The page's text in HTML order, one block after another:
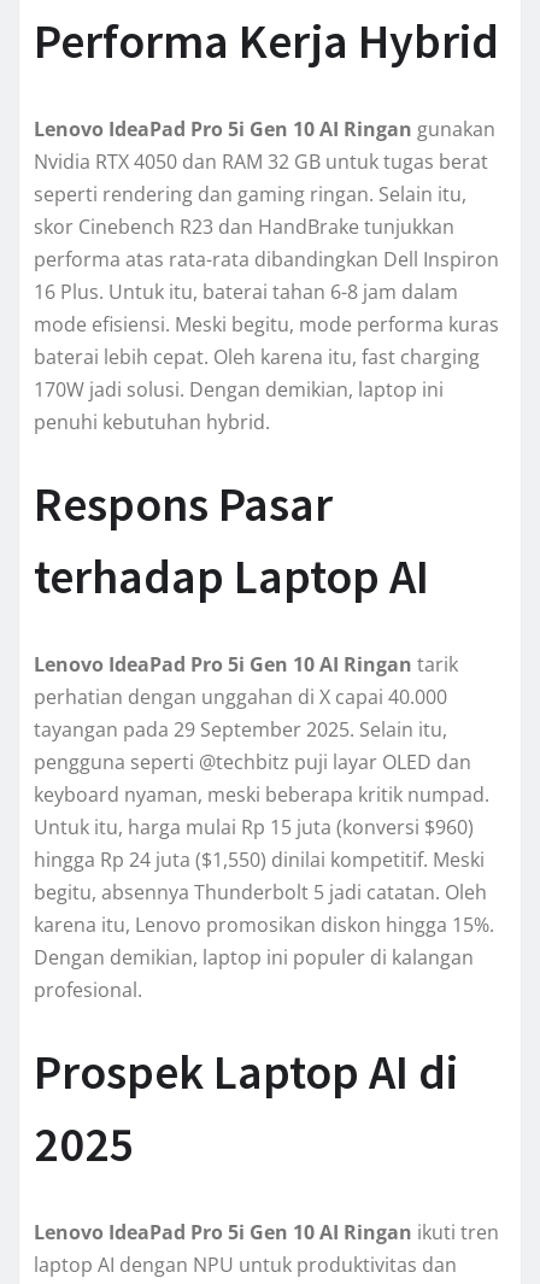
Performa Kerja Hybrid
Lenovo IdeaPad Pro 5i Gen 10 AI Ringan gunakan
Nvidia RTX 4050 dan RAM 32 GB untuk tugas berat
seperti rendering dan gaming ringan. Selain itu,
skor Cinebench R23 dan HandBrake tunjukkan
performa atas rata-rata dibandingkan Dell Inspiron
16 Plus. Untuk itu, baterai tahan 6-8 jam dalam
mode efisiensi. Meski begitu, mode performa kuras
baterai lebih cepat. Oleh karena itu, fast charging
170W jadi solusi. Dengan demikian, laptop ini
penuhi kebutuhan hybrid.
Respons Pasar
terhadap Laptop AI
Lenovo IdeaPad Pro 5i Gen 10 AI Ringan tarik
perhatian dengan unggahan di X capai 40.000
tayangan pada 29 September 2025. Selain itu,
pengguna seperti @techbitz puji layar OLED dan
keyboard nyaman, meski beberapa kritik numpad.
Untuk itu, harga mulai Rp 15 juta (konversi $960)
hingga Rp 24 juta ($1,550) dinilai kompetitif. Meski
begitu, absennya Thunderbolt 5 jadi catatan. Oleh
karena itu, Lenovo promosikan diskon hingga 15%.
Dengan demikian, laptop ini populer di kalangan
profesional.
Prospek Laptop AI di
2025
Lenovo IdeaPad Pro 5i Gen 10 AI Ringan ikuti tren
laptop AI dengan NPU untuk produktivitas dan